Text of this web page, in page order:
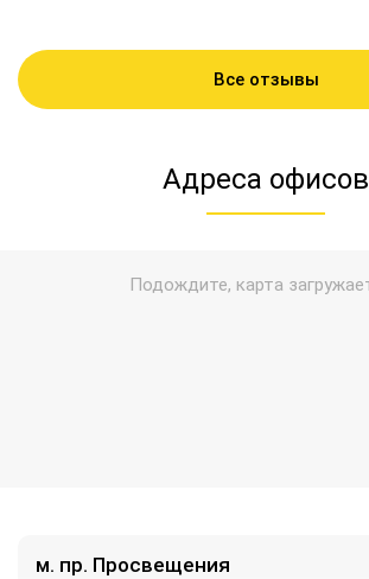
Все отзывы
Адреса офисов
м. пр. Просвещения